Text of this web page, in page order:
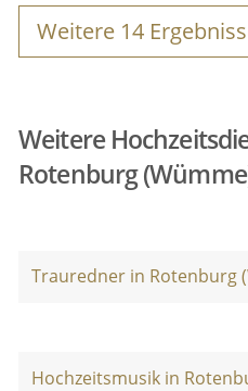
Weitere 14
Weitere
Rotenburg
Trauredner in Rotenburg
Hochzeitsmusik in